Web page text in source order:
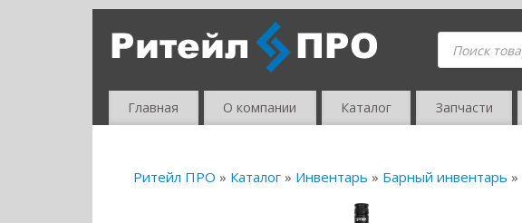
Главная О компании Каталог Запчасти
Ритейл ПРО » Каталог » Инвентарь » Барный инвентарь »